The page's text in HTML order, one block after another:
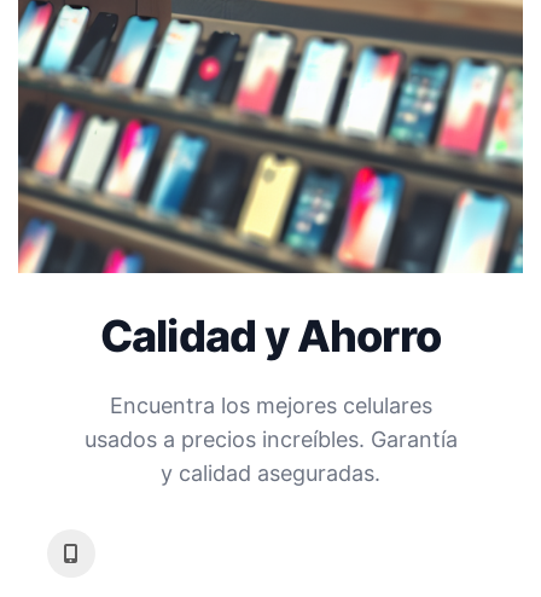
Calidad y Ahorro
Encuentra los mejores celulares
usados a precios increíbles. Garantía
y calidad aseguradas.